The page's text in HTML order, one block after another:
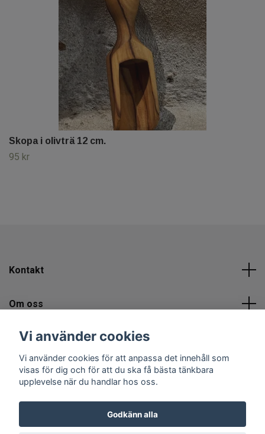
Skopa i olivträ 12 cm.
95 kr
Kontakt
Om oss
Sociala medier
Vi använder cookies
Vi använder cookies för att anpassa det innehåll som
visas för dig och för att du ska få bästa tänkbara
upplevelse när du handlar hos oss.
Godkänn alla